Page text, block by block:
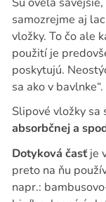
samozrejme aj
vložky. To čo ale
použití je
poskytujú.
sa ako v bavlnke“.
Slipové vložky sa
absorbčnej a
Dotyková časťje
preto na ňu
napr.: